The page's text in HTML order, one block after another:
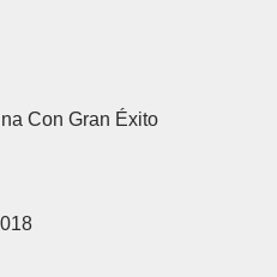
Con Gran Éxito